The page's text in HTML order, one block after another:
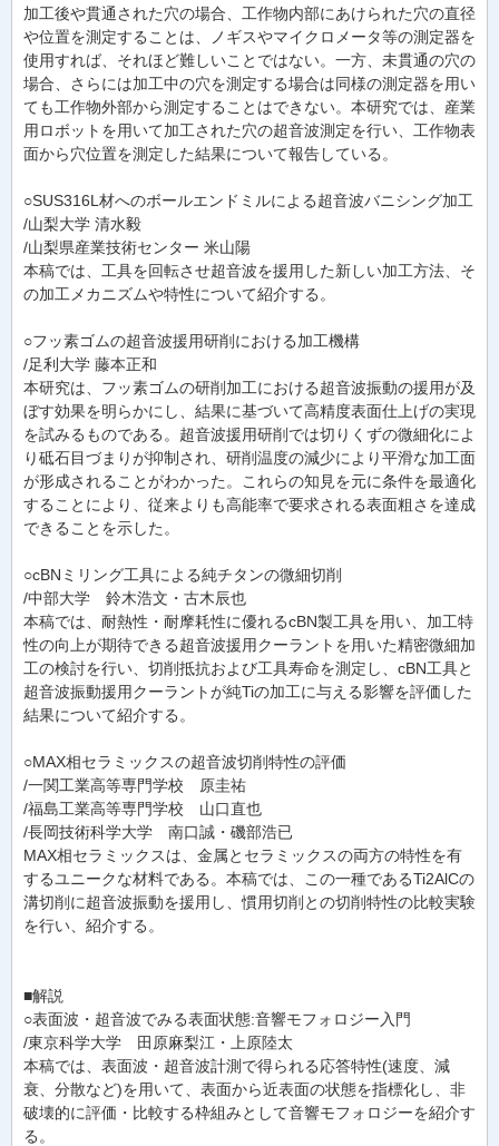
加工後や貫通された穴の場合、工作物内部にあけられた穴の直径
や位置を測定することは、ノギスやマイクロメータ等の測定器を
使用すれば、それほど難しいことではない。一方、未貫通の穴の
場合、さらには加工中の穴を測定する場合は同様の測定器を用い
ても工作物外部から測定することはできない。本研究では、産業
用ロボットを用いて加工された穴の超音波測定を行い、工作物表
面から穴位置を測定した結果について報告している。
○SUS316L材へのボールエンドミルによる超音波バニシング加工
/山梨大学 清水毅
/山梨県産業技術センター 米山陽
本稿では、工具を回転させ超音波を援用した新しい加工方法、そ
の加工メカニズムや特性について紹介する。
○フッ素ゴムの超音波援用研削における加工機構
/足利大学 藤本正和
本研究は、フッ素ゴムの研削加工における超音波振動の援用が及
ぼす効果を明らかにし、結果に基づいて高精度表面仕上げの実現
を試みるものである。超音波援用研削では切りくずの微細化によ
り砥石目づまりが抑制され、研削温度の減少により平滑な加工面
が形成されることがわかった。これらの知見を元に条件を最適化
することにより、従来よりも高能率で要求される表面粗さを達成
できることを示した。
○cBNミリング工具による純チタンの微細切削
/中部大学 鈴木浩文・古木辰也
本稿では、耐熱性・耐摩耗性に優れるcBN製工具を用い、加工特
性の向上が期待できる超音波援用クーラントを用いた精密微細加
工の検討を行い、切削抵抗および工具寿命を測定し、cBN工具と
超音波振動援用クーラントが純Tiの加工に与える影響を評価した
結果について紹介する。
○MAX相セラミックスの超音波切削特性の評価
/一関工業高等専門学校 原圭祐
/福島工業高等専門学校 山口直也
/長岡技術科学大学 南口誠・磯部浩已
MAX相セラミックスは、金属とセラミックスの両方の特性を有
するユニークな材料である。本稿では、この一種であるTi2AlCの
溝切削に超音波振動を援用し、慣用切削との切削特性の比較実験
を行い、紹介する。
■解説
○表面波・超音波でみる表面状態:音響モフォロジー入門
/東京科学大学 田原麻梨江・上原陸太
本稿では、表面波・超音波計測で得られる応答特性(速度、減
衰、分散など)を用いて、表面から近表面の状態を指標化し、非
破壊的に評価・比較する枠組みとして音響モフォロジーを紹介す
る。